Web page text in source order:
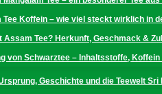
Tee Koffein – wie viel steckt wirklich in
Assam Tee? Herkunft, Geschmack &
von Schwarztee – Inhaltsstoffe,
Geschichte und die Teewelt Sri